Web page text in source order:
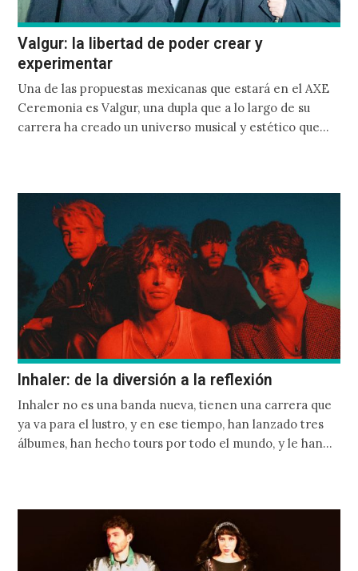
Valgur: la libertad de poder crear y
experimentar
Una de las propuestas mexicanas que estará en el AXE
Ceremonia es Valgur, una dupla que a lo largo de su
carrera ha creado un universo musical y estético que
Inhaler: de la diversión a la reflexión
Inhaler no es una banda nueva, tienen una carrera que
ya va para el lustro, y en ese tiempo, han lanzado tres
álbumes, han hecho tours por todo el mundo, y le han
atención tanto a los fanáticos del rock, así como a los
medios de comunicación, es la ascendencia del
cantante, Elijah Hewson.